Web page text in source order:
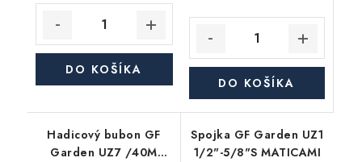
DO KOŠÍKA
DO KOŠÍKA
Hadicový bubon GF
Garden UZ7 /40M
Spojka GF Garden UZ1
1/2"-5/8"S MATICAMI